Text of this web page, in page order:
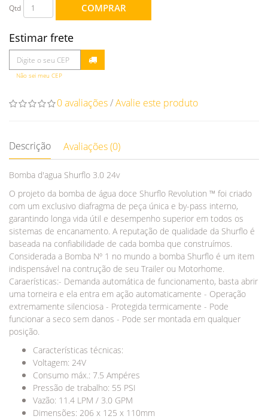
Qtd COMPRAR
Estimar frete
Não sei meu CEP
0 avaliações/Avalie este produto
Descrição Avaliações (0)
Bomba d'agua Shurflo 3.0 24v
O projeto da bomba de água doce Shurflo Revolution ™ foi criado
com um exclusivo diafragma de peça única e by-pass interno,
garantindo longa vida útil e desempenho superior em todos os
sistemas de encanamento. A reputação de qualidade da Shurflo é
baseada na confiabilidade de cada bomba que construímos.
Considerada a Bomba Nº 1 no mundo a bomba Shurflo é um item
indispensável na contrução de seu Trailer ou Motorhome.
Caraerísticas:​​​​​​- Demanda automática de funcionamento, basta abrir
uma torneira e ela entra em ação automaticamente - Operação
extremamente silenciosa - Protegida termicamente - Pode
funcionar a seco sem danos - Pode ser montada em qualquer
posição.
Características técnicas:
Voltagem: 24V
Consumo máx.: 7.5 Ampéres
Pressão de trabalho: 55 PSI
Vazão: 11.4 LPM / 3.0 GPM
Dimensões: 206 x 125 x 110mm